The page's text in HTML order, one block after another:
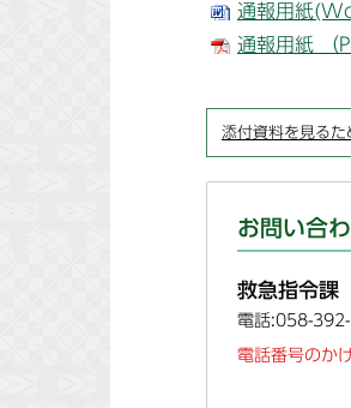
通報用紙
通報用紙 （
添付資料を見るた
お問い合
救急指令課
電話:058-
電話番号のか